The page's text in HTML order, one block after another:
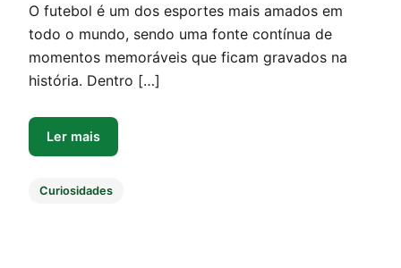
O futebol é um dos esportes mais amados em
todo o mundo, sendo uma fonte contínua de
momentos memoráveis que ficam gravados na
história. Dentro […]
Ler mais
Curiosidades